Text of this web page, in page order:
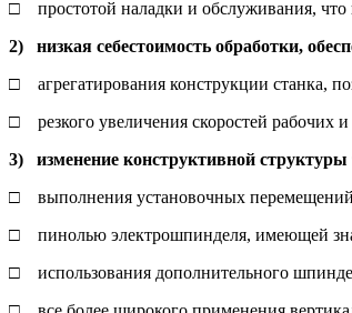
□ простотой наладки и обслуживания, что
2) низкая себестоимость обработки,
□ агрегатирования конструкции станка,
□ резкого увеличения скоростей рабочих
3) изменение конструктивной структуры
□ выполнения установочных
□ пинолью электрошпинделя, имеющей
□ использования дополнительного